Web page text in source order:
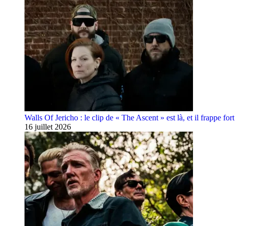
Walls Of Jericho : le clip de « The Ascent » est là, et il frappe fort
16 juillet 2026